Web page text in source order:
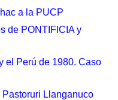
a la PUCP
de PONTIFICIA y
el Perú de 1980. Caso
Llanganuco